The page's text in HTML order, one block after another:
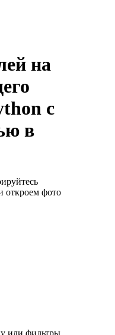
на
с
в
откроем фото
или фильтры